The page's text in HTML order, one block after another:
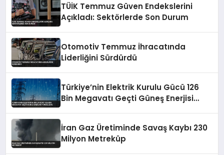
TÜİK Temmuz Güven Endekslerini
Açıkladı: Sektörlerde Son Durum
Otomotiv Temmuz İhracatında
Liderliğini Sürdürdü
Türkiye’nin Elektrik Kurulu Gücü 126
Bin Megavatı Geçti Güneş Enerjisi
İran Gaz Üretiminde Savaş Kaybı 230
Milyon Metreküp